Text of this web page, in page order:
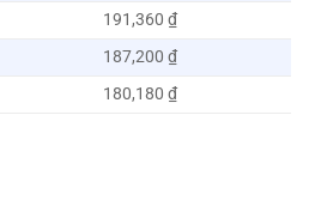
191,360 ₫
187,200 ₫
180,180 ₫